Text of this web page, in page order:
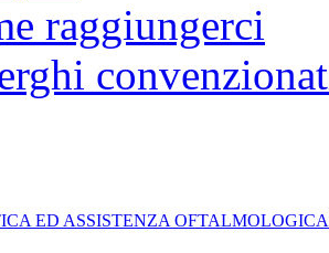
raggiungerci
ED ASSISTENZA OFTALMOLOGICA